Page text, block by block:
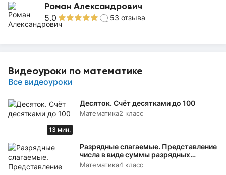
Роман Александрович
5.0 53 отзыва
Видеоуроки по математике
Все видеоуроки
13 мин.
Десяток. Счёт десятками до 100
Математика2 класс
Разрядные слагаемые. Представление
числа в виде суммы разрядных
слагаемых
Математика4 класс